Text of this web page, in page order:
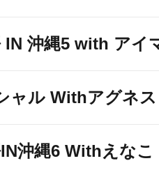
IN 沖縄5 with アイ
ャル Withアグネ
沖縄6 Withえなこ